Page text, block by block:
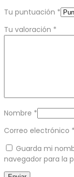
Tu puntuación *
Tu valoración *
Nombre *
Correo electrónico *
Guarda mi
navegador para la